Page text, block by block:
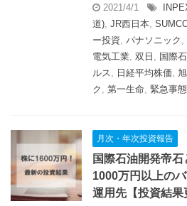
2021/4/1
道), JR西日本,
ー投資, パナソニック ,
電気工業, 双日 , 国際
ルス, 日経平均株価,
ク , 第一生命, 緊急事
月次・年次投資報告
国際石油開発帝石
1000万円以上の
運用先【投資結果